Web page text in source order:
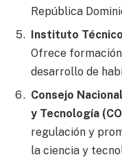
República
Instituto
Ofrece
desarrollo de
Consejo
y Tecnología
regulación y
la ciencia y